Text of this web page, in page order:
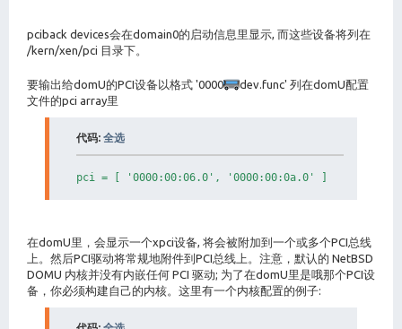
pciback devices会在domain0的启动信息里显示, 而这些设备将列在
/kern/xen/pci 目录下。
要输出给domU的PCI设备以格式 '0000
dev.func' 列在domU配置
文件的pci array里
代码: 全选
pci = [ '0000:00:06.0', '0000:00:0a.0' ]
在domU里，会显示一个xpci设备, 将会被附加到一个或多个PCI总线
上。然后PCI驱动将常规地附件到PCI总线上。注意，默认的 NetBSD
DOMU 内核并没有内嵌任何 PCI 驱动; 为了在domU里是哦那个PCI设
备，你必须构建自己的内核。这里有一个内核配置的例子: